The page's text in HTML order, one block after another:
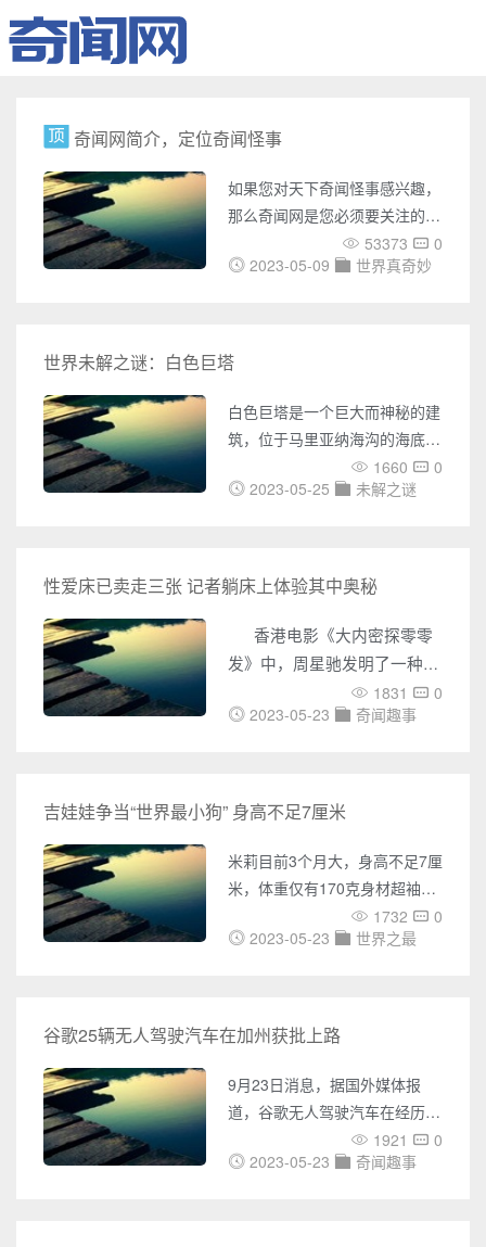
奇闻网简介，定位奇闻怪事
如果您对天下奇闻怪事感兴趣，
那么奇闻网是您必须要关注的网
站。奇闻网是一个专门介绍世界
各地奇闻怪事的网站，它涵盖了
奇闻、恐怖故事、考古发现、宇
宙奥秘、吉尼斯记录等多个方
面，它的内容极为丰富，涉及面
广，为您带来了无数神秘之旅。
在奇闻网上，您可以了解各种国
内外UFO事件的报道，包括
道，包括鬼魂附身、异象出现等
各种令人毛骨悚然的事件。同
时，奇闻网还收集了大量未解之
谜的
53373
0
2023-05-09
世界真奇妙
世界未解之谜：白色巨塔
白色巨塔是一个巨大而神秘的建
筑，位于马里亚纳海沟的海底深
处，是一个被世界科学家广泛研
究但仍未破解的谜题。以下是我
是世界上最高的建筑之一。它的
外形类似于一座白色的大理石
塔，但它的造型却非常独特，没
有任何文化和历史背景的建筑可
以与之匹敌。它的造型可能是出
于某些神秘的目的而设计的。2.
些人则认为它是古代文明的创造
与我们的宇宙和星系的
1660
0
2023-05-25
未解之谜
性爱床已卖走三张 记者躺床上体验其中奥秘
香港电影《大内密探零零
发》中，周星驰发明了一种
“性爱床”。如今，这种养眼的
“性爱床”在南京亮相。据了
走。首次出现在南京的“性爱
记者进行了一次切身体验。
1831
0
2023-05-23
奇闻趣事
吉娃娃争当“世界最小狗” 身高不足7厘米
米莉目前3个月大，身高不足7厘
米，体重仅有170克身材超袖珍
的米莉蹲坐在一位女士的手掌
上 波多黎各一只吉娃娃狗身
可摘得“世界最小狗”桂冠。
这只小狗名叫米莉，刚刚3个月
大，现与主人泽姆勒女士生活在
波多黎各西北部的维加阿尔塔
镇。据泽姆勒介绍，米莉出生时
就很小。“她太小了，都无法用
1732
0
2023-05-23
世界之最
谷歌25辆无人驾驶汽车在加州获批上路
9月23日消息，据国外媒体报
道，谷歌无人驾驶汽车在经历了
交通法规及技术障碍限制后，终
于在上周获得了加州机动车管理
1921
0
2023-05-23
奇闻趣事